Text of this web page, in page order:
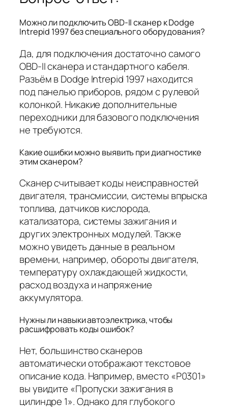
Можно ли подключить OBD-II сканер к Dodge
Intrepid 1997 без специального оборудования?
Да, для подключения достаточно самого
OBD-II сканера и стандартного кабеля.
Разъём в Dodge Intrepid 1997 находится
под панелью приборов, рядом с рулевой
колонкой. Никакие дополнительные
переходники для базового подключения
не требуются.
Какие ошибки можно выявить при диагностике
этим сканером?
Сканер считывает коды неисправностей
двигателя, трансмиссии, системы впрыска
топлива, датчиков кислорода,
катализатора, системы зажигания и
других электронных модулей. Также
можно увидеть данные в реальном
времени, например, обороты двигателя,
температуру охлаждающей жидкости,
расход воздуха и напряжение
аккумулятора.
Нужны ли навыки автоэлектрика, чтобы
расшифровать коды ошибок?
Нет, большинство сканеров
автоматически отображают текстовое
описание кода. Например, вместо «P0301»
вы увидите «Пропуски зажигания в
цилиндре 1». Однако для глубокого